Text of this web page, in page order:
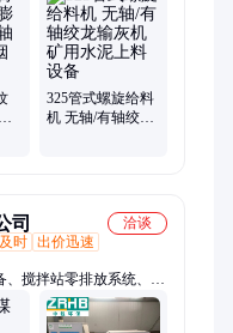
插板阀、棒条阀、除尘
偿器、不锈钢星型卸料
325管式螺旋给料
机 无轴/有轴绞龙
司
洽谈
时 出价迅速
、搅拌站零排放系统、移
机、砂石分离机、废气处
光解净化设备、喷漆净化